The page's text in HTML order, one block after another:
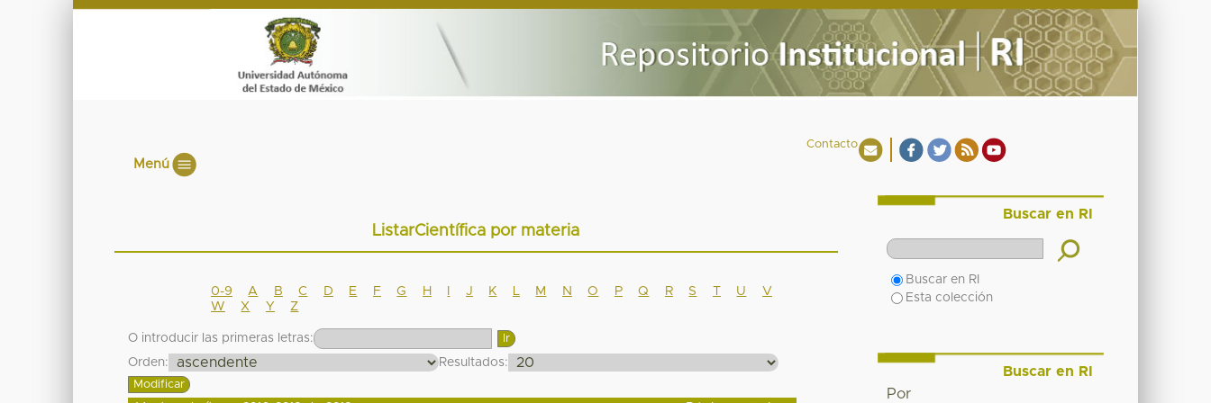
Contacto
Menú
ListarCientífica por materia
0-9 A B C D E F G H J K M N O P Q R S T U
V
W
X Y Z
O introducir las primeras letras:
Orden:
Resultados:
Buscar en RI
Buscar en RI
Esta colección
Buscar en RI
Por